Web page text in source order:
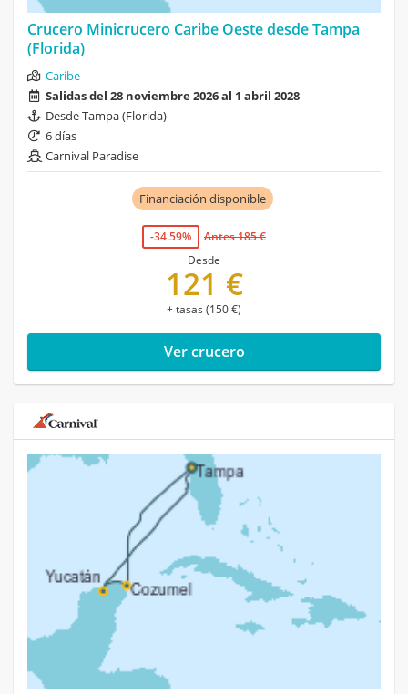
Crucero Minicrucero Caribe Oeste desde Tampa
(Florida)
Caribe
Salidas del 28 noviembre 2026 al 1 abril 2028
Desde Tampa (Florida)
6 días
Carnival Paradise
Financiación disponible
-34.59%
Antes 185 €
Desde
121 €
+ tasas (150 €)
Ver crucero